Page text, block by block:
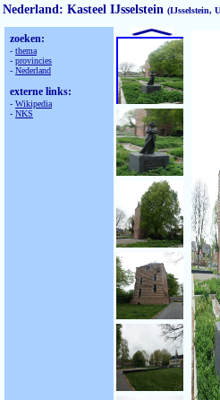
Nederland: Kasteel IJsselstein (IJsselstein,
zoeken:
- thema
- provincies
- Nederland
externe links:
- Wikipedia
- NKS